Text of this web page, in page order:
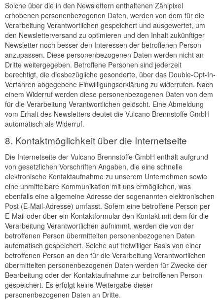
Solche über die in den Newslettern enthaltenen Zählpixel
erhobenen personenbezogenen Daten, werden von dem für die
Verarbeitung Verantwortlichen gespeichert und ausgewertet, um
den Newsletterversand zu optimieren und den Inhalt zukünftiger
Newsletter noch besser den Interessen der betroffenen Person
anzupassen. Diese personenbezogenen Daten werden nicht an
Dritte weitergegeben. Betroffene Personen sind jederzeit
berechtigt, die diesbezügliche gesonderte, über das Double-Opt-In-
Verfahren abgegebene Einwilligungserklärung zu widerrufen. Nach
einem Widerruf werden diese personenbezogenen Daten von dem
für die Verarbeitung Verantwortlichen gelöscht. Eine Abmeldung
vom Erhalt des Newsletters deutet die Vulcano Brennstoffe GmbH
automatisch als Widerruf.
8. Kontaktmöglichkeit über die Internetseite
Die Internetseite der Vulcano Brennstoffe GmbH enthält aufgrund
von gesetzlichen Vorschriften Angaben, die eine schnelle
elektronische Kontaktaufnahme zu unserem Unternehmen sowie
eine unmittelbare Kommunikation mit uns ermöglichen, was
ebenfalls eine allgemeine Adresse der sogenannten elektronischen
Post (E-Mail-Adresse) umfasst. Sofern eine betroffene Person per
E-Mail oder über ein Kontaktformular den Kontakt mit dem für die
Verarbeitung Verantwortlichen aufnimmt, werden die von der
betroffenen Person übermittelten personenbezogenen Daten
automatisch gespeichert. Solche auf freiwilliger Basis von einer
betroffenen Person an den für die Verarbeitung Verantwortlichen
übermittelten personenbezogenen Daten werden für Zwecke der
Bearbeitung oder der Kontaktaufnahme zur betroffenen Person
gespeichert. Es erfolgt keine Weitergabe dieser
personenbezogenen Daten an Dritte.